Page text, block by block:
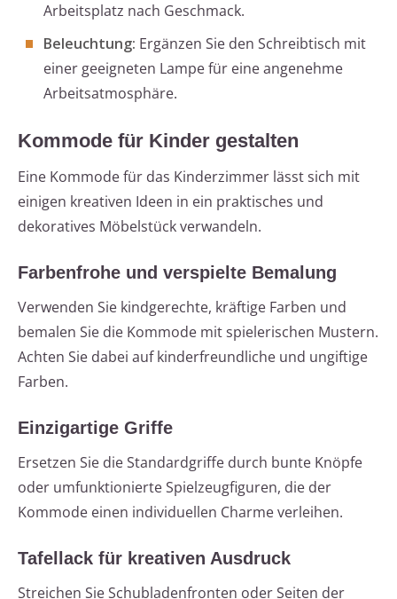
Arbeitsplatz nach Geschmack.
Beleuchtung: Ergänzen Sie den Schreibtisch mit
einer geeigneten Lampe für eine angenehme
Arbeitsatmosphäre.
Kommode für Kinder gestalten
Eine Kommode für das Kinderzimmer lässt sich mit
einigen kreativen Ideen in ein praktisches und
dekoratives Möbelstück verwandeln.
Farbenfrohe und verspielte Bemalung
Verwenden Sie kindgerechte, kräftige Farben und
bemalen Sie die Kommode mit spielerischen Mustern.
Achten Sie dabei auf kinderfreundliche und ungiftige
Farben.
Einzigartige Griffe
Ersetzen Sie die Standardgriffe durch bunte Knöpfe
oder umfunktionierte Spielzeugfiguren, die der
Kommode einen individuellen Charme verleihen.
Tafellack für kreativen Ausdruck
Streichen Sie Schubladenfronten oder Seiten der